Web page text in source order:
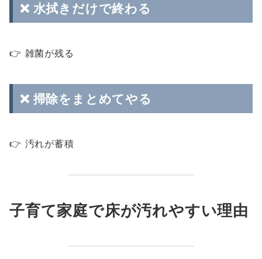
❌ 水拭きだけで終わる
👉 雑菌が残る
❌ 掃除をまとめてやる
👉 汚れが蓄積
子育て家庭で床が汚れやすい理由